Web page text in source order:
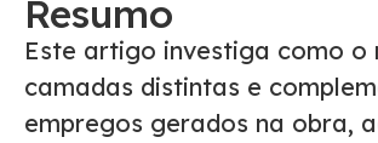
Resumo
Este artigo investiga como
camadas distintas e
empregos gerados na obra,